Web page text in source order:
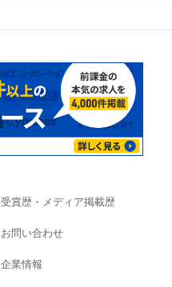
受賞歴・メディア掲載歴
お問い合わせ
企業情報